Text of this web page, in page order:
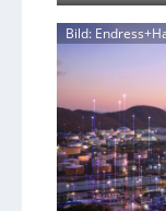
d
i
-
Ä
r
a
Bild: